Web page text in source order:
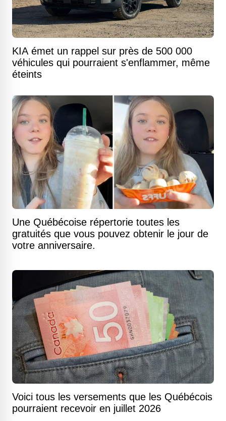
KIA émet un rappel sur près de 500 000
véhicules qui pourraient s'enflammer, même
éteints
Une Québécoise répertorie toutes les
gratuités que vous pouvez obtenir le jour de
votre anniversaire.
Voici tous les versements que les Québécois
pourraient recevoir en juillet 2026